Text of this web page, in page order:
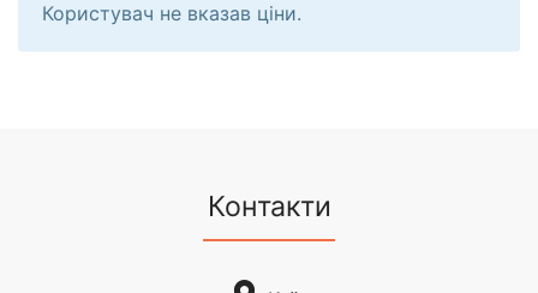
Користувач не вказав ціни.
Контакти